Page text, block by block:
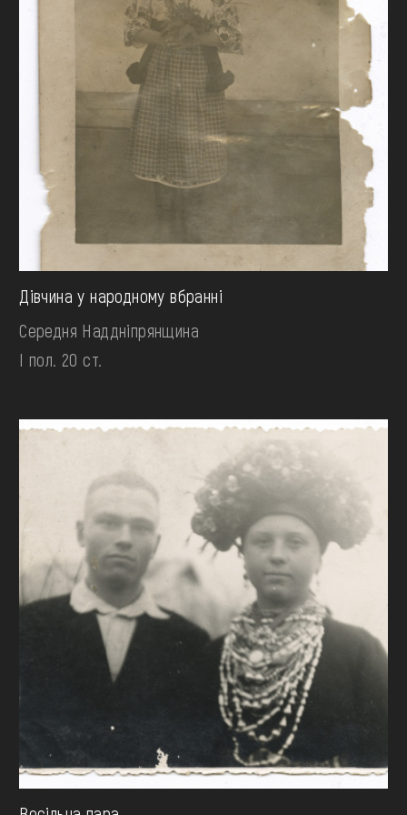
Дівчина у народному вбранні
Середня Наддніпрянщина
І пол. 20 ст.